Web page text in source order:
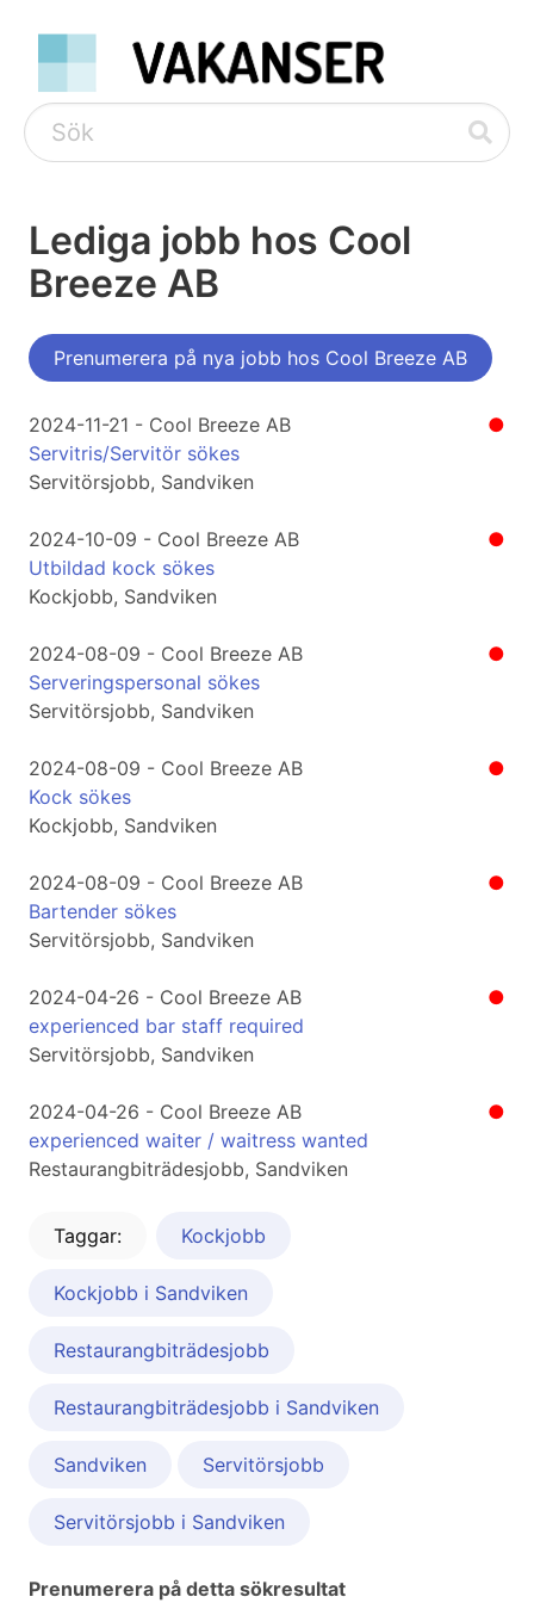
Lediga jobb hos Cool
Breeze AB
Prenumerera på nya jobb hos Cool Breeze AB
●
2024-11-21 - Cool Breeze AB
Servitris/Servitör sökes
Servitörsjobb, Sandviken
●
2024-10-09 - Cool Breeze AB
Utbildad kock sökes
Kockjobb, Sandviken
●
2024-08-09 - Cool Breeze AB
Serveringspersonal sökes
Servitörsjobb, Sandviken
●
2024-08-09 - Cool Breeze AB
Kock sökes
Kockjobb, Sandviken
●
2024-08-09 - Cool Breeze AB
Bartender sökes
Servitörsjobb, Sandviken
●
2024-04-26 - Cool Breeze AB
experienced bar staff required
Servitörsjobb, Sandviken
●
2024-04-26 - Cool Breeze AB
experienced waiter / waitress wanted
Restaurangbiträdesjobb, Sandviken
Taggar: Kockjobb
Kockjobb i Sandviken
Restaurangbiträdesjobb
Restaurangbiträdesjobb i Sandviken
Sandviken Servitörsjobb
Servitörsjobb i Sandviken
Prenumerera på detta sökresultat